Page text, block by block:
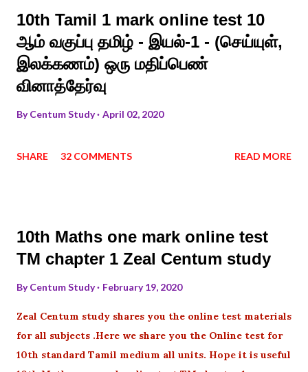
10th Tamil 1 mark online test 10
ஆம் வகுப்பு தமிழ் - இயல்-1 - (செய்யுள்,
இலக்கணம்) ஒரு மதிப்பெண்
வினாத்தேர்வு
ByCentum Study April 02, 2020
SHARE 32 COMMENTS READ MORE
10th Maths one mark online test
TM chapter 1 Zeal Centum study
ByCentum Study February 19, 2020
Zeal Centum study shares you the online test materials
for all subjects .Here we share you the Online test for
10th standard Tamil medium all units. Hope it is useful